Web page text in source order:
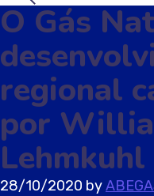
O Gás
regional
por
Lehmkuhl
28/10/2020 by